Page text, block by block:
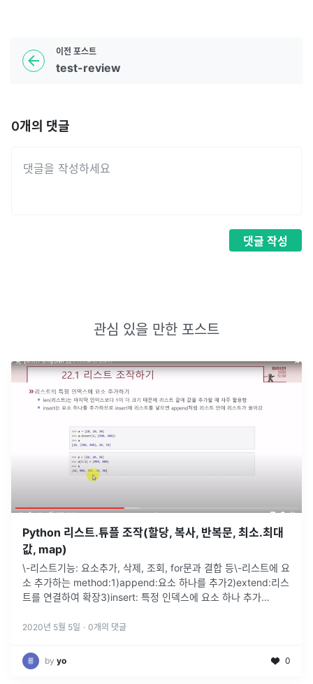
이전 포스트
test-review
0개의 댓글
댓글 작성
관심 있을 만한 포스트
Python 리스트.튜플 조작(할당, 복사, 반복문, 최소.최대
값, map)
\-리스트기능: 요소추가, 삭제, 조회, for문과 결합 등\-리스트에 요
소 추가하는 method:1)append:요소 하나를 추가2)extend:리스
트를 연결하여 확장3)insert: 특정 인덱스에 요소 하나 추가
2020년 5월 5일 · 0개의 댓글
by yo 0